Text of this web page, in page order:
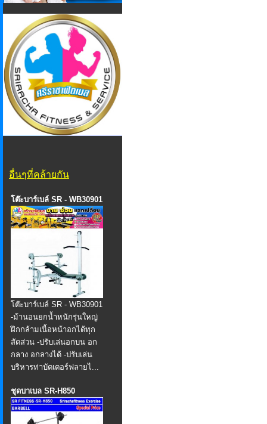
อื่นๆที่คล้ายกัน
โต๊ะบาร์เบล์ SR - WB30901
โต๊ะบาร์เบล์ SR - WB30901
-ม้านอนยกน้ำหนักรุ่นใหญ่
ฝึกกล้ามเนื้อหน้าอกได้ทุก
สัดส่วน -ปรับเล่นอกบน อก
กลาง อกลางได้ -ปรับเล่น
บริหารท่าบัตเตอร์ฟลายไ...
ชุดบาเบล SR-H850